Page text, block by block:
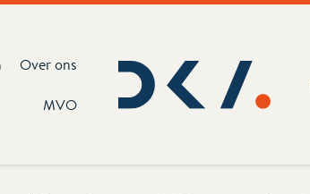
Over ons
MVO